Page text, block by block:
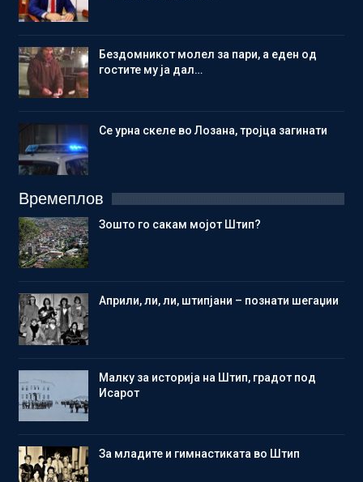
Бездомникот молел за пари, а еден од
гостите му ја дал…
Се урна скеле во Лозана, тројца загинати
Времеплов
Зошто го сакам мојот Штип?
Aприли, ли, ли, штипјани – познати шегаџии
Малку за историја на Штип, градот под
Исарот
Зa младите и гимнастиката во Штип